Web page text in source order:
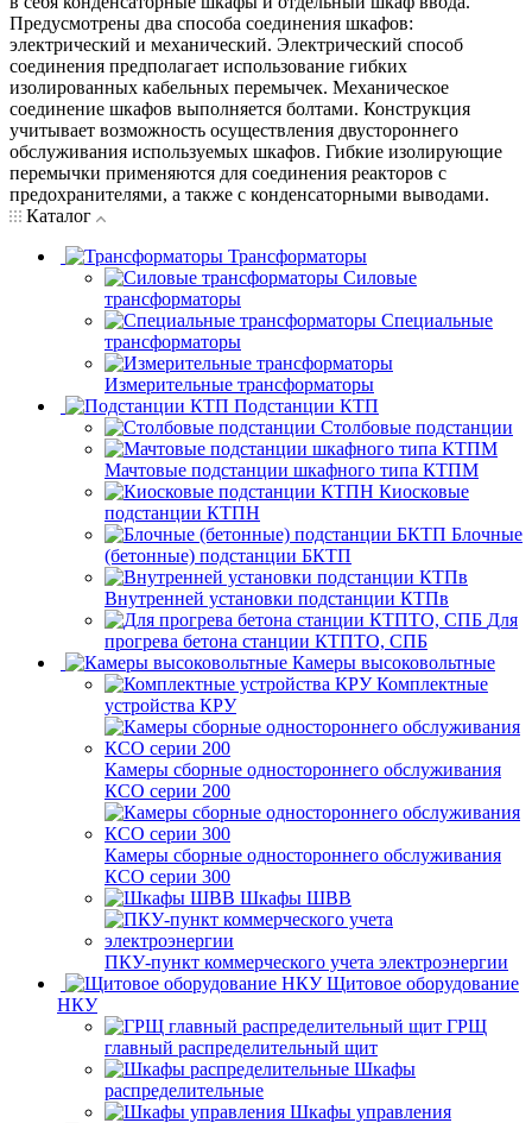
Предусмотрены два способа соединения шкафов:
электрический и механический. Электрический способ
соединения предполагает использование гибких
изолированных кабельных перемычек. Механическое
соединение шкафов выполняется болтами. Конструкция
учитывает возможность осуществления двустороннего
обслуживания используемых шкафов. Гибкие изолирующие
перемычки применяются для соединения реакторов с
предохранителями, а также с конденсаторными выводами.
Каталог
Трансформаторы
Силовые
трансформаторы
Специальные
трансформаторы
Измерительные трансформаторы
Подстанции КТП
Столбовые подстанции
Мачтовые подстанции шкафного типа КТПМ
Киосковые
подстанции КТПН
Блочные
(бетонные) подстанции БКТП
Внутренней установки подстанции КТПв
Для
прогрева бетона станции КТПТО, СПБ
Камеры высоковольтные
Комплектные
устройства КРУ
Камеры сборные одностороннего обслуживания
КСО серии 200
Камеры сборные одностороннего обслуживания
КСО серии 300
Шкафы ШВВ
ПКУ-пункт коммерческого учета электроэнергии
Щитовое оборудование
НКУ
ГРЩ
главный распределительный щит
Шкафы
распределительные
Шкафы управления